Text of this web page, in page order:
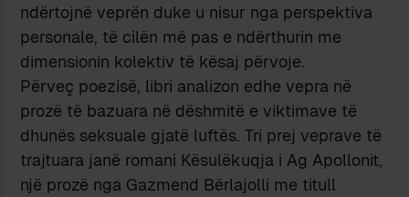
ndërtojnë veprën duke u nisur nga perspektiva
personale, të cilën më pas e ndërthurin me
dimensionin kolektiv të kësaj përvoje.
Përveç poezisë, libri analizon edhe vepra në
prozë të bazuara në dëshmitë e viktimave të
dhunës seksuale gjatë luftës. Tri prej veprave të
trajtuara janë romani Kësulëkuqja i Ag Apollonit,
një prozë nga Gazmend Bërlajolli me titull